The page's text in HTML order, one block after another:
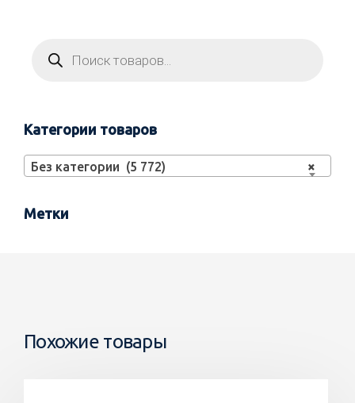
Категории товаров
×
Без категории (5 772)
Метки
Похожие товары